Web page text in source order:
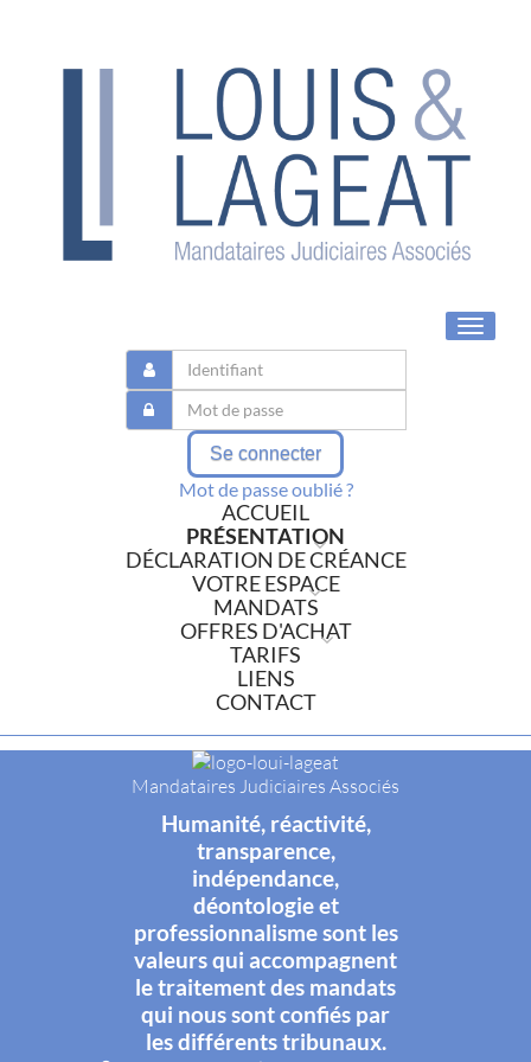
Toggle
Se connecter
Mot de passe oublié ?
ACCUEIL
PRÉSENTATION
DÉCLARATION DE CRÉANCE
VOTRE ESPACE
MANDATS
OFFRES D'ACHAT
TARIFS
LIENS
CONTACT
Mandataires Judiciaires Associés
Humanité, réactivité,
transparence,
indépendance,
déontologie et
professionnalisme sont les
valeurs qui accompagnent
le traitement des mandats
qui nous sont confiés par
les différents tribunaux.